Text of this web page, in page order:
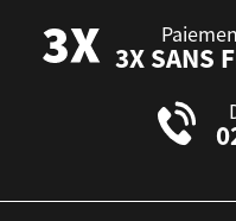
3X SANS